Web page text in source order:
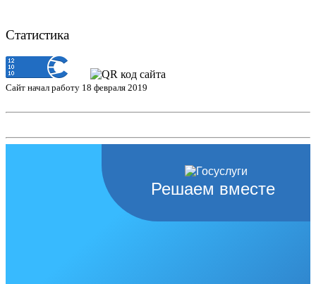
Статистика
Сайт начал работу 18 февраля 2019
Решаем вместе